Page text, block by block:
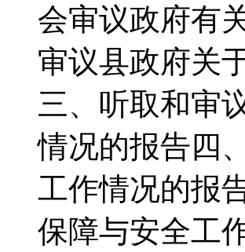
会审议政府有
审议县政府关
三、听取和审
情况的报告四
工作情况的报
保障与安全工